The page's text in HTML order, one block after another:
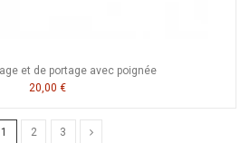
et de portage avec poignée
20,00 €
1 2 3